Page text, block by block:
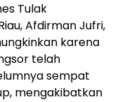
Tulak
Afdirman Jufri,
karena
telah
sempat
mengakibatkan